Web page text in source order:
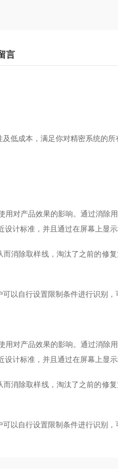
言
低成本，满足你对精密系统的所
用对产品效果的影响。通过消除
设计标准，并且通过在屏幕上显
而消除取样线，淘汰了之前的修
以自行设置限制条件进行识别，
用对产品效果的影响。通过消除
设计标准，并且通过在屏幕上显
而消除取样线，淘汰了之前的修
以自行设置限制条件进行识别，